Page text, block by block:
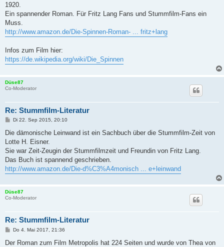
1920.
Ein spannender Roman. Für Fritz Lang Fans und Stummfilm-Fans ein
Muss.
http://www.amazon.de/Die-Spinnen-Roman- ... fritz+lang
Infos zum Film hier:
https://de.wikipedia.org/wiki/Die_Spinnen
Düse87
Co-Moderator
Re: Stummfilm-Literatur
B
i
r
a
Di 22. Sep 2015, 20:10
Die dämonische Leinwand ist ein Sachbuch über die Stummfilm-Zeit von
Lotte H. Eisner.
Sie war Zeit-Zeugin der Stummfilmzeit und Freundin von Fritz Lang.
Das Buch ist spannend geschrieben.
http://www.amazon.de/Die-d%C3%A4monisch ... e+leinwand
Düse87
Co-Moderator
Re: Stummfilm-Literatur
B
i
Do 4. Mai 2017, 21:36
Der Roman zum Film Metropolis hat 224 Seiten und wurde von Thea von